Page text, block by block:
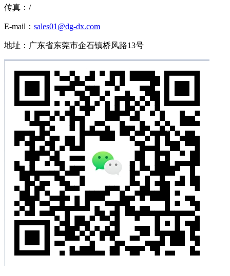
传真：/
E-mail： sales01@dg-dx.com
地址：广东省东莞市企石镇桥风路13号